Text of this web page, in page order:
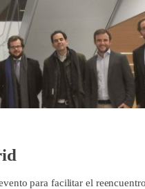
para facilitar el